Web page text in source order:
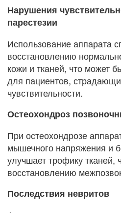
Нарушения
парестезии
Использование аппарата
восстановлению
кожи и тканей, что может
для пациентов,
чувствительности.
Остеохондроз
При остеохондрозе
мышечного напряжения и
улучшает трофику тканей,
восстановлению
Последствия невритов